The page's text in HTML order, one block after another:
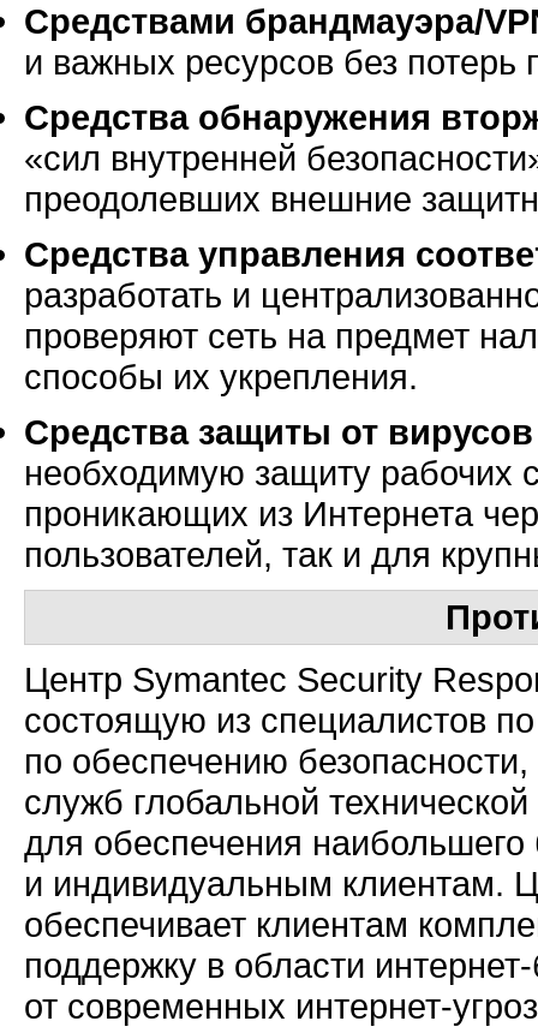
Средствами брандмауэра/
и важных ресурсов без потерь
Средства обнаружения
«сил внутренней
преодолевших внешние
Средства управления
разработать и
проверяют сеть на предмет
способы их укрепления.
Средства защиты от
необходимую защиту рабочих
проникающих из Интернета
пользователей, так и для
Центр Symantec Security
состоящую из специалистов
по обеспечению
служб глобальной
для обеспечения наибольшего
и индивидуальным клиентам.
обеспечивает клиентам
поддержку в области
от современных интернет-